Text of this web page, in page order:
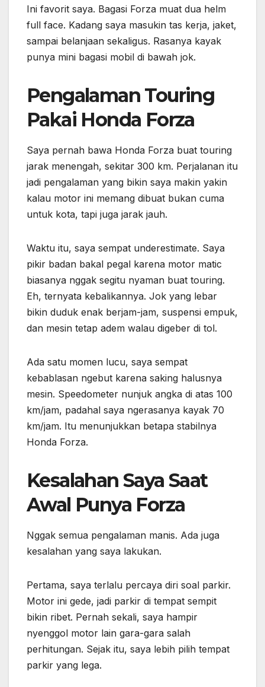
Ini favorit saya. Bagasi Forza muat dua helm
full face. Kadang saya masukin tas kerja, jaket,
sampai belanjaan sekaligus. Rasanya kayak
punya mini bagasi mobil di bawah jok.
Pengalaman Touring
Pakai Honda Forza
Saya pernah bawa Honda Forza buat touring
jarak menengah, sekitar 300 km. Perjalanan itu
jadi pengalaman yang bikin saya makin yakin
kalau motor ini memang dibuat bukan cuma
untuk kota, tapi juga jarak jauh.
Waktu itu, saya sempat underestimate. Saya
pikir badan bakal pegal karena motor matic
biasanya nggak segitu nyaman buat touring.
Eh, ternyata kebalikannya. Jok yang lebar
bikin duduk enak berjam-jam, suspensi empuk,
dan mesin tetap adem walau digeber di tol.
Ada satu momen lucu, saya sempat
kebablasan ngebut karena saking halusnya
mesin. Speedometer nunjuk angka di atas 100
km/jam, padahal saya ngerasanya kayak 70
km/jam. Itu menunjukkan betapa stabilnya
Honda Forza.
Kesalahan Saya Saat
Awal Punya Forza
Nggak semua pengalaman manis. Ada juga
kesalahan yang saya lakukan.
Pertama, saya terlalu percaya diri soal parkir.
Motor ini gede, jadi parkir di tempat sempit
bikin ribet. Pernah sekali, saya hampir
nyenggol motor lain gara-gara salah
perhitungan. Sejak itu, saya lebih pilih tempat
parkir yang lega.